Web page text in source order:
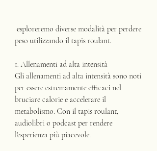
peso utilizzando il tapis roulant.
1. Allenamenti ad alta intensità
Gli allenamenti ad alta intensità sono noti
per essere estremamente efficaci nel
bruciare calorie e accelerare il
metabolismo. Con il tapis roulant,
audiolibri o podcast per rendere
l'esperienza più piacevole.